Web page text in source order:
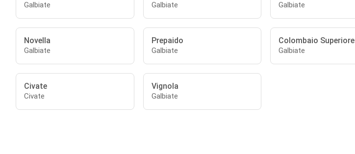
Galbiate Galbiate Galbiate
Novella
Galbiate
Prepaido
Galbiate
Colombaio Superiore
Galbiate
Civate
Civate
Vignola
Galbiate